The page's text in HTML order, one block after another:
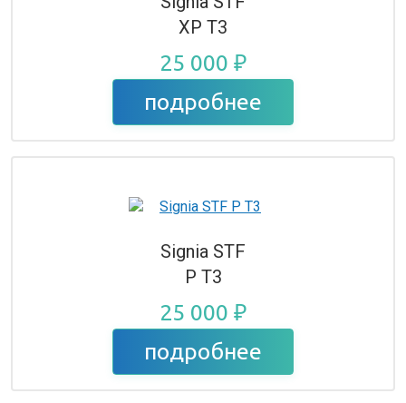
XP T3
25 000 ₽
подробнее
Signia STF
P T3
25 000 ₽
подробнее